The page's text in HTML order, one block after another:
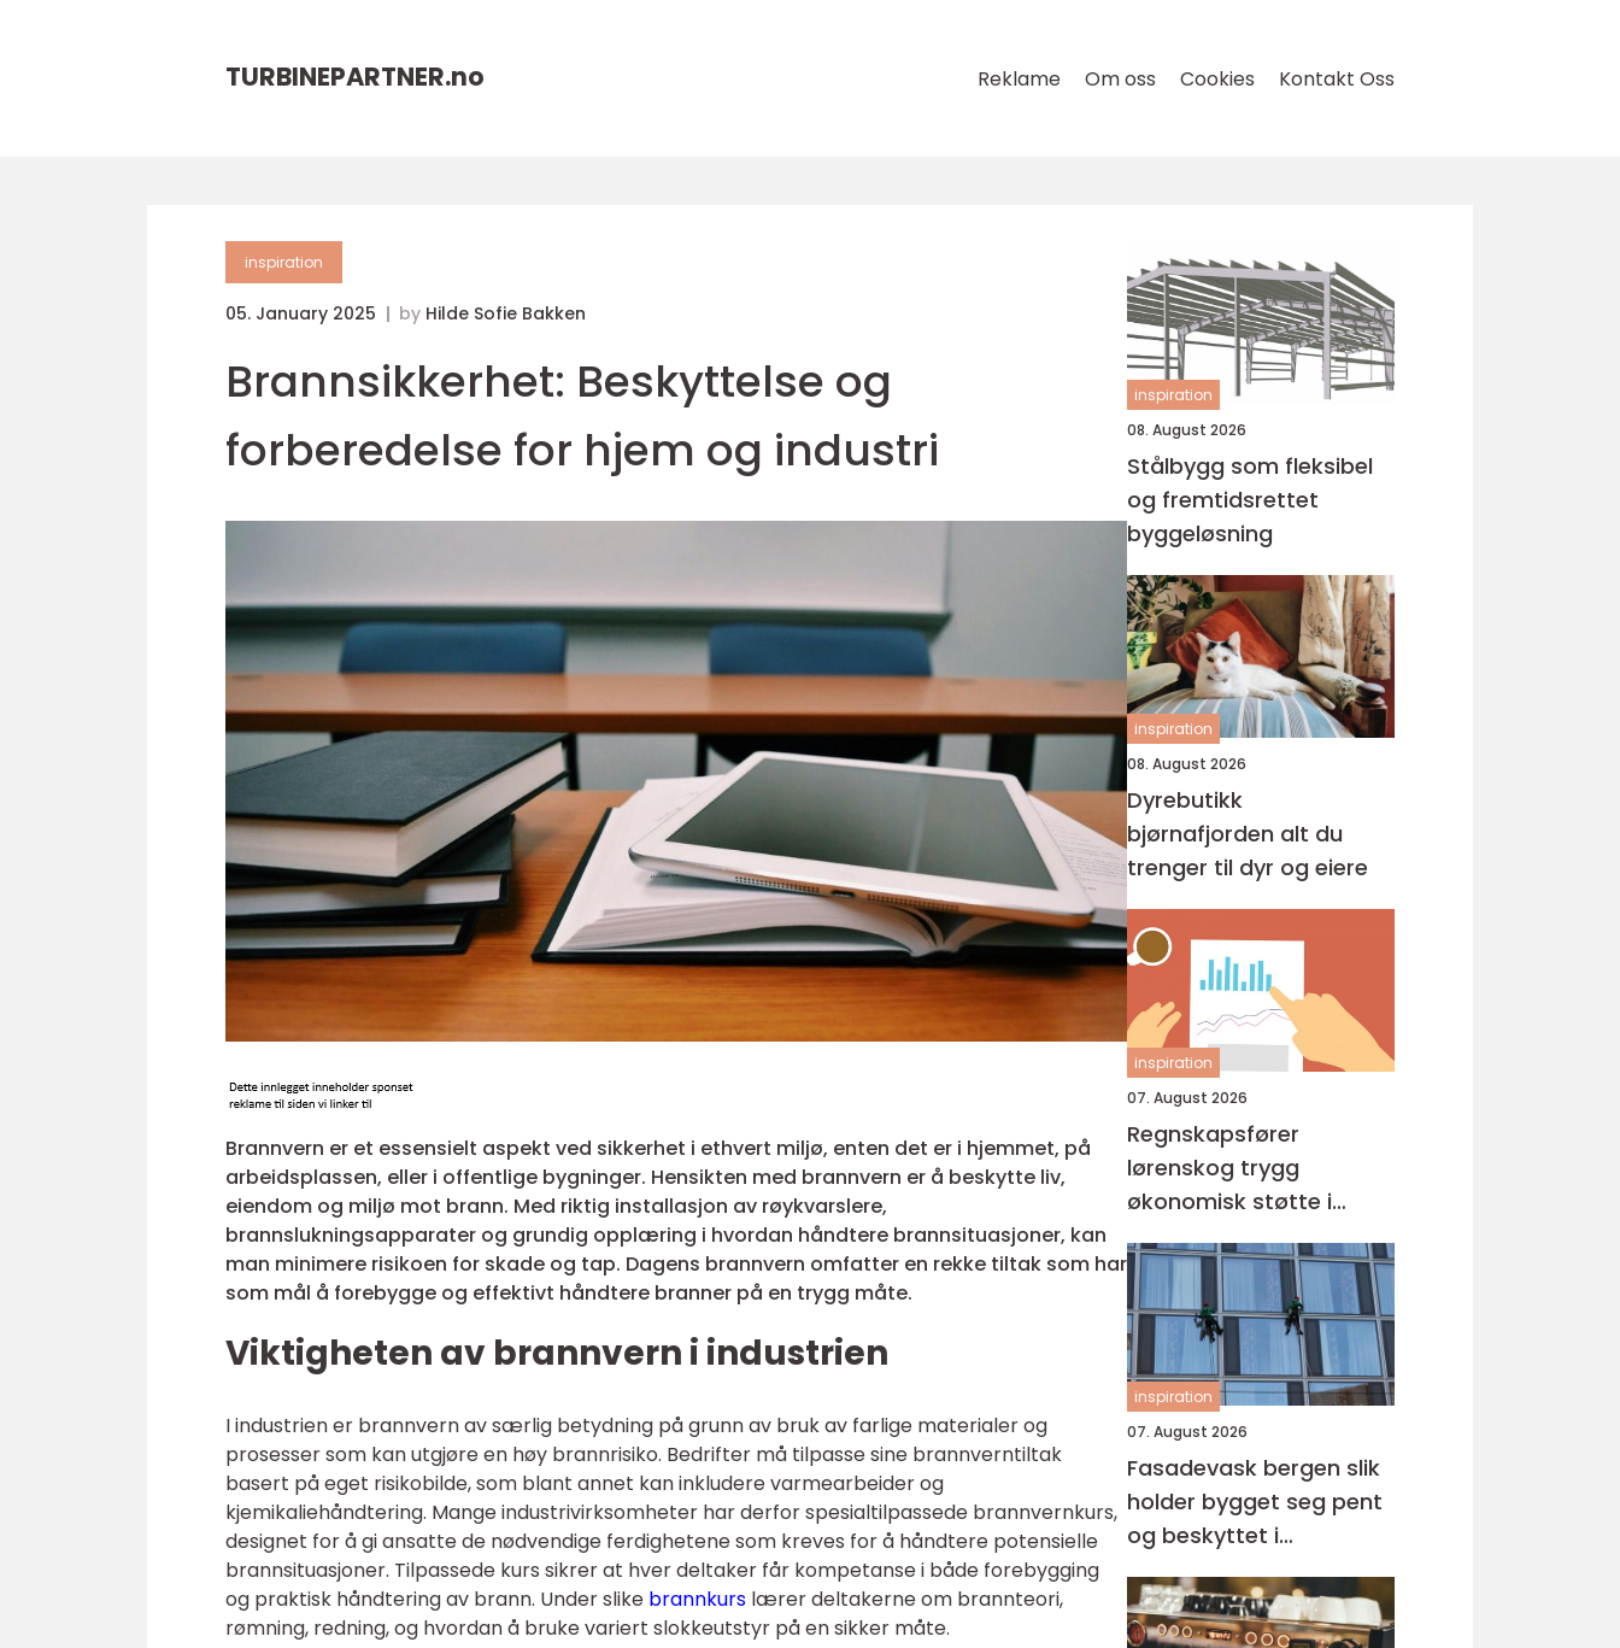
TURBINEPARTNER.no Reklame Om oss Cookies Kontakt Oss
inspiration
05. January 2025 by Hilde Sofie Bakken
Brannsikkerhet: Beskyttelse og
forberedelse for hjem og industri
Brannvern er et essensielt aspekt ved sikkerhet i ethvert miljø, enten det er i hjemmet, på
arbeidsplassen, eller i offentlige bygninger. Hensikten med brannvern er å beskytte liv,
eiendom og miljø mot brann. Med riktig installasjon av røykvarslere,
brannslukningsapparater og grundig opplæring i hvordan håndtere brannsituasjoner, kan
man minimere risikoen for skade og tap. Dagens brannvern omfatter en rekke tiltak som har
som mål å forebygge og effektivt håndtere branner på en trygg måte.
Viktigheten av brannvern i industrien
I industrien er brannvern av særlig betydning på grunn av bruk av farlige materialer og
prosesser som kan utgjøre en høy brannrisiko. Bedrifter må tilpasse sine brannverntiltak
basert på eget risikobilde, som blant annet kan inkludere varmearbeider og
kjemikaliehåndtering. Mange industrivirksomheter har derfor spesialtilpassede brannvernkurs,
designet for å gi ansatte de nødvendige ferdighetene som kreves for å håndtere potensielle
brannsituasjoner. Tilpassede kurs sikrer at hver deltaker får kompetanse i både forebygging
og praktisk håndtering av brann. Under slike brannkurs lærer deltakerne om brannteori,
rømning, redning, og hvordan å bruke variert slokkeutstyr på en sikker måte.
inspiration
08. August 2026
Stålbygg som fleksibel
og fremtidsrettet
byggeløsning
inspiration
08. August 2026
Dyrebutikk
bjørnafjorden alt du
trenger til dyr og eiere
inspiration
07. August 2026
Regnskapsfører
lørenskog trygg
økonomisk støtte i
hverdagen
inspiration
07. August 2026
Fasadevask bergen slik
holder bygget seg pent
og beskyttet i
vestlandsklima